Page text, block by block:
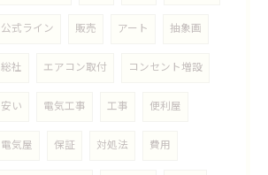
公式ライン 販売 アート 抽象画
総社 エアコン取付 コンセント増設
安い 電気工事 工事 便利屋
電気屋 保証 対処法 費用